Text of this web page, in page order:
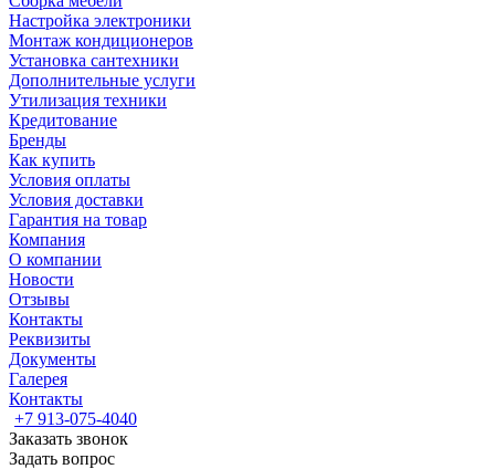
Настройка электроники
Монтаж кондиционеров
Установка сантехники
Дополнительные услуги
Утилизация техники
Кредитование
Бренды
Как купить
Условия оплаты
Условия доставки
Гарантия на товар
Компания
О компании
Новости
Отзывы
Контакты
Реквизиты
Документы
Галерея
Контакты
+7 913-075-4040
Заказать звонок
Задать вопрос